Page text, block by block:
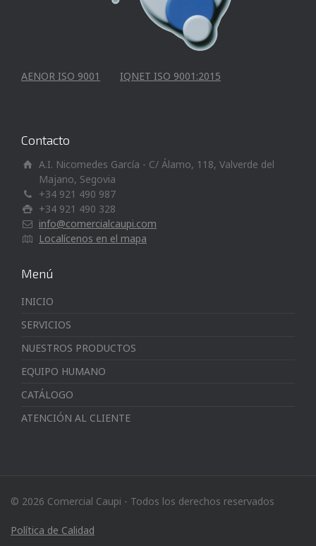
AENOR ISO 9001 IQNET ISO 9001:2015
Contacto
A.I. Nicomedes García - C/ Álamo, 118, Valverde del
Majano, Segovia
+34 921 490 987
+34 921 490 328
info@comercialcaupi.com
Localícenos en el mapa
Menú
INICIO
SERVICIOS
NUESTROS PRODUCTOS
EQUIPO HUMANO
CATÁLOGO
ATENCIÓN AL CLIENTE
© 2026 Comercial Caupi - Todos los derechos reservados
Política de Calidad